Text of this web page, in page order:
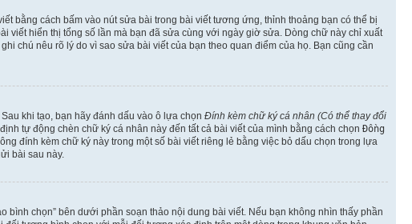
bằng cách bấm vào nút sửa bài trong bài viết tương ứng, thỉnh thoảng bạn có thể bị
viết hiển thị tổng số lần mà bạn đã sửa cùng với ngày giờ sửa. Dòng chữ này chỉ xuất
chú nêu rõ lý do vì sao sửa bài viết của bạn theo quan điểm của họ. Bạn cũng cần
khi tạo, bạn hãy đánh dấu vào ô lựa chọn Đính kèm chữ ký cá nhân (Có thể thay đổi
tự động chèn chữ ký cá nhân này đến tất cả bài viết của mình bằng cách chọn Đồng
đính kèm chữ ký này trong một số bài viết riêng lẻ bằng việc bỏ dấu chọn trong lựa
bài sau này.
chọn” bên dưới phần soạn thảo nội dung bài viết. Nếu bạn không nhìn thấy phần